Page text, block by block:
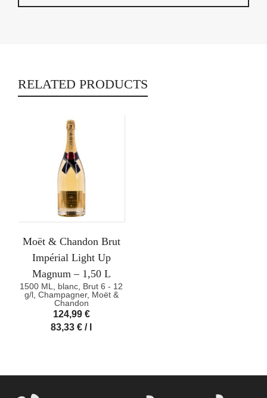
RELATED PRODUCTS
Moët & Chandon Brut
Impérial Light Up
Magnum – 1,50 L
1500 ML, blanc, Brut 6 - 12
g/l, Champagner, Moët &
Chandon
124,99 €
83,33 € /